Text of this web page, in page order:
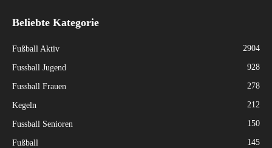
Beliebte Kategorie
Fußball Aktiv 2904
Fussball Jugend 928
Fussball Frauen 278
Kegeln 212
Fussball Senioren 150
Fußball 145